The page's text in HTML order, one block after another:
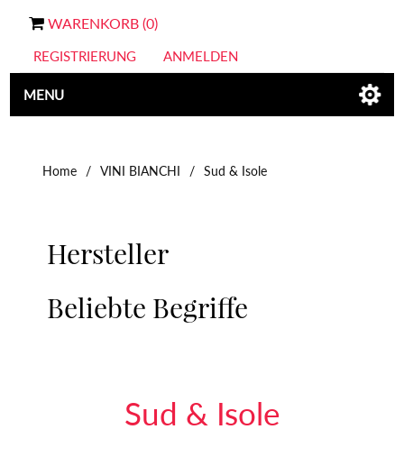
WARENKORB (0)
REGISTRIERUNG ANMELDEN
MENU
Home / VINI BIANCHI / Sud & Isole
Hersteller
Beliebte Begriffe
Sud & Isole